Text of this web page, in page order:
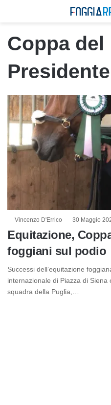
Coppa del
Presidente
Vincenzo D'Errico 30 Maggio
Equitazione,
foggiani sul podio
Successi dell’equitazione
internazionale di Piazza di
squadra della Puglia,…